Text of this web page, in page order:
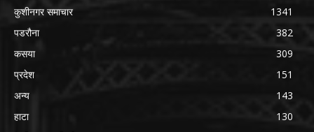
कुशीनगर समाचार
1341
पडरौना
382
कसया
309
प्रदेश
151
अन्य
143
हाटा
130